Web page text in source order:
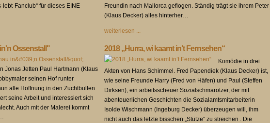
Fanclub“ für dieses EINE
Freundin nach Mallorca geflogen. Ständig trägt sie ihrem Peter
(Klaus Decker) alles hinterher…
weiterlesen ...
Ossenstall"
Jonas Jetten Paul Hartmann (Klaus
seinen Hof runter
alle Hoffnung in den Zuchtbullen
seine Arbeit und interessiert sich
Auch mit der Malerei kommt
2018 „Hurra, wi kaamt in’t Fernsehen“
Komödie in drei
Akten von Hans Schimmel. Fred Papendiek (Klaus Decker) ist,
wie seine Freunde Harry (Fred von Häfen) und Paul (Steffen
Dirksen), ein arbeitsscheuer Sozialschmarotzer, der mit
abenteuerlichen Geschichten die Sozialamtsmitarbeiterin
Isolde Wischmann (Ingeburg Decker) überzeugen will, ihm
nicht auch das letzte bisschen „Stütze“ zu streichen . Die